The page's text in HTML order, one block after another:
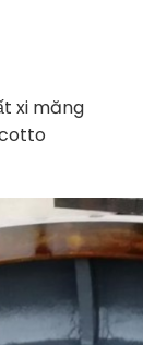
xi măng